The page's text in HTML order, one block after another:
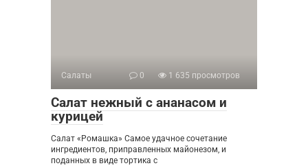
Салаты 0 1 635 просмотров
Салат нежный с ананасом и
курицей
Салат «Ромашка» Самое удачное сочетание
ингредиентов, приправленных майонезом, и
поданных в виде тортика с